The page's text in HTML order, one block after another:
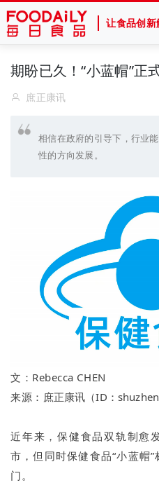
让食品创新
期盼已久！“小蓝帽”正
庶正康讯
相信在政府的引导下，行业
性的方向发展。
文：Rebecca CHEN
来源： 庶正康讯（ID：
近年来，保健食品双轨制愈
市，但同时保健食品“小蓝帽
门。